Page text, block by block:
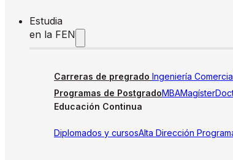
Estudia
en la FEN
Carreras de pregrado Ingeniería
Programas de PostgradoMBAMagíster
Educación Continua
Diplomados y cursosAlta Dirección